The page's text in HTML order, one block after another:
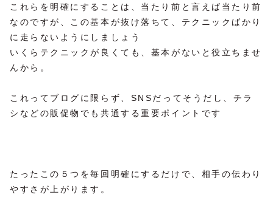
これらを明確にすることは、当たり前と言えば当たり前
なのですが、この基本が抜け落ちて、テクニックばかり
に走らないようにしましょう
いくらテクニックが良くても、基本がないと役立ちませ
んから。
これってブログに限らず、SNSだってそうだし、チラ
シなどの販促物でも共通する重要ポイントです
たったこの５つを毎回明確にするだけで、相手の伝わり
やすさが上がります。